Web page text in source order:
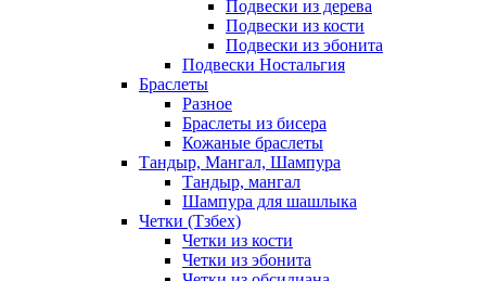
Подвески из дерева
Подвески из кости
Подвески из эбонита
Подвески Ностальгия
Браслеты
Разное
Браслеты из бисера
Кожаные браслеты
Тандыр, Мангал, Шампура
Тандыр, мангал
Шампура для шашлыка
Четки (Тзбех)
Четки из кости
Четки из эбонита